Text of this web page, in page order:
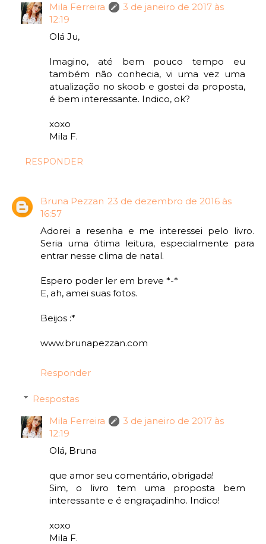
Mila Ferreira
3 de janeiro de 2017 às
12:19
Olá Ju,
Imagino, até bem pouco tempo eu
também não conhecia, vi uma vez uma
atualização no skoob e gostei da proposta,
é bem interessante. Indico, ok?
xoxo
Mila F.
RESPONDER
Bruna Pezzan 23 de dezembro de 2016 às
16:57
Adorei a resenha e me interessei pelo livro.
Seria uma ótima leitura, especialmente para
entrar nesse clima de natal.
Espero poder ler em breve *-*
E, ah, amei suas fotos.
Beijos :*
www.brunapezzan.com
Responder
Respostas
Mila Ferreira
3 de janeiro de 2017 às
12:19
Olá, Bruna
que amor seu comentário, obrigada!
Sim, o livro tem uma proposta bem
interessante e é engraçadinho. Indico!
xoxo
Mila F.